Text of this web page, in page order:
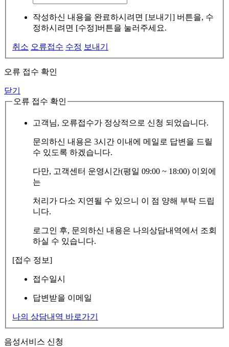
작성하신 내용을 완료하시려면 [보내기] 버튼을, 수
정하시려면 [수정]버튼을 눌러주세요.
취소 오류접수 수정 보내기
오류 접수 확인
닫기
오류 접수 확인
고객님, 오류접수가 정상적으로 신청 되었습니다.
문의하신 내용은 3시간 이내에 메일로 답변을 드릴
수 있도록 하겠습니다.
다만, 고객센터 운영시간(평일 09:00 ~ 18:00) 이외에
는
처리가 다소 지연될 수 있으니 이 점 양해 부탁 드립
니다.
로그인 후, 문의하신 내용은 나의상담내역에서 조회
하실 수 있습니다.
[접수 정보]
접수일시
답변받을 이메일
나의 상담내역 바로가기
음성서비스 신청